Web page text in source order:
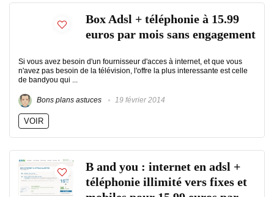
Box Adsl + téléphonie à 15.99
euros par mois sans engagement
Si vous avez besoin d'un fournisseur d'acces à internet, et que vous
n'avez pas besoin de la télévision, l'offre la plus interessante est celle
de bandyou qui ...
Bons plans astuces 19 février 2014
VOIR
B and you : internet en adsl +
téléphonie illimité vers fixes et